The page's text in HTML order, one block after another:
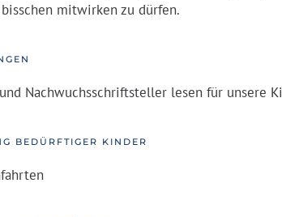
mitwirken zu dürfen.
Nachwuchsschriftsteller lesen für unsere
BEDÜRFTIGER KINDER